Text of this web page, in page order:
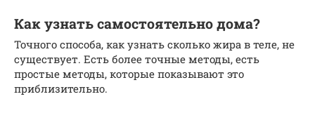
Как узнать самостоятельно дома?
Точного способа, как узнать сколько жира в теле, не
существует. Есть более точные методы, есть
простые методы, которые показывают это
приблизительно.